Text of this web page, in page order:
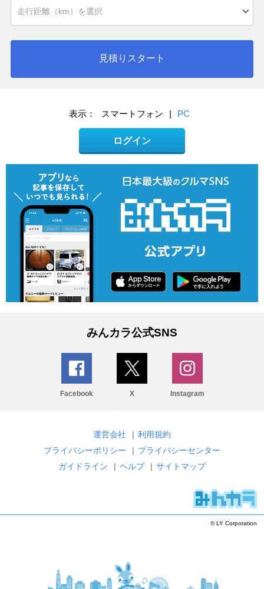
見積りスタート
表示： スマートフォン | PC
ログイン
みんカラ公式SNS
Facebook X Instagram
運営会社 | 利用規約
プライバシーポリシー
| プライバシーセンター
ガイドライン
| ヘルプ | サイトマップ
© LY Corporation